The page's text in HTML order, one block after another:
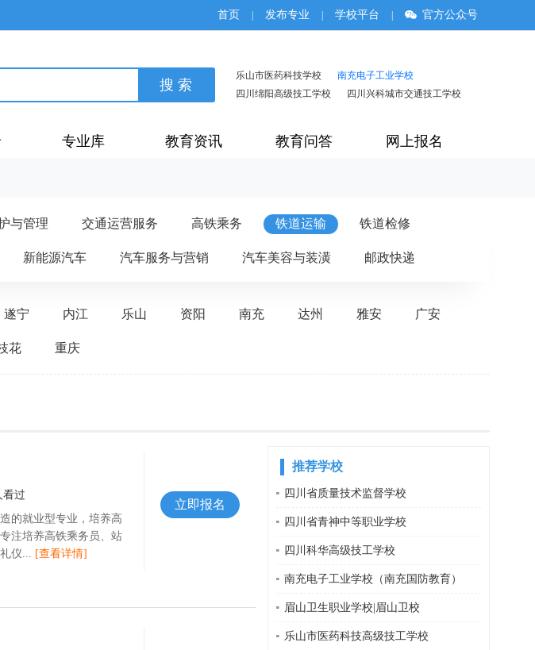
首页 发布专业 学校平台 官方公众号
乐山市医药科技学校
南充电子工业学校
四川绵阳高级技工学校
四川兴科城市交通技工学校
专业库 教育资讯 教育问答 网上报名
与管理 交通运营服务 高铁乘务 铁道运输 铁道检修
新能源汽车 汽车服务与营销 汽车美容与装潢 邮政快递
遂宁 内江 乐山 资阳 南充 达州 雅安 广安
花 重庆
看过
的就业型专业，培养高
注培养高铁乘务员、站
仪... [查看详情]
立即报名
推荐学校
四川省质量技术监督学校
四川省青神中等职业学校
四川科华高级技工学校
南充电子工业学校（南充国防教育）
眉山卫生职业学校|眉山卫校
乐山市医药科技高级技工学校